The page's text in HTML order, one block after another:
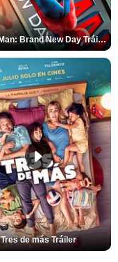
Spider-Man: Brand New Day Tráiler (3)
Tres de más Tráiler